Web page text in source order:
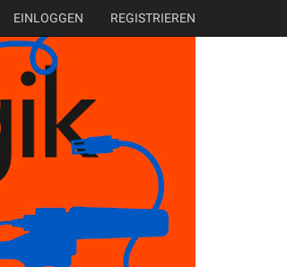
EINLOGGEN REGISTRIEREN